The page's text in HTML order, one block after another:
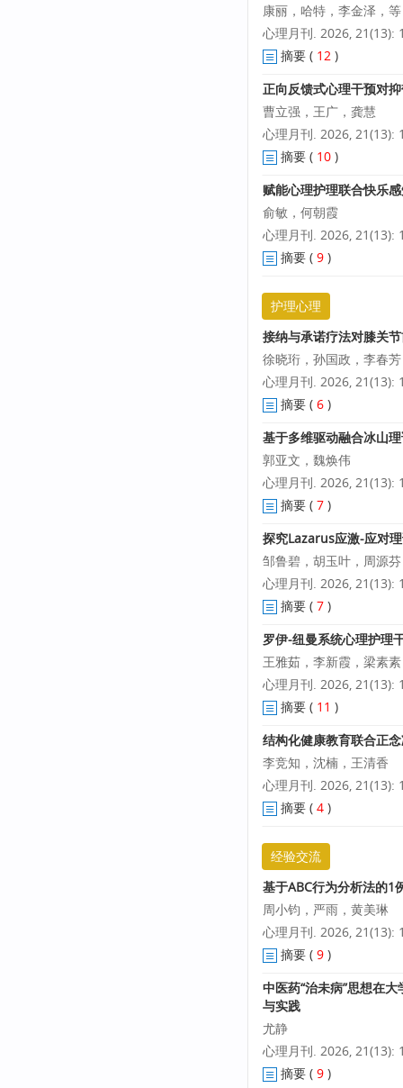
康丽，哈特，李金泽，等
心理月刊. 2026, 21(13):
摘要 ( 12 )
正向反馈式心理干预对
曹立强，王广，龚慧
心理月刊. 2026, 21(13):
摘要 ( 10 )
赋能心理护理联合快乐
俞敏，何朝霞
心理月刊. 2026, 21(13):
摘要 ( 9 )
护理心理
接纳与承诺疗法对膝关
徐晓珩，孙国政，李春芳
心理月刊. 2026, 21(13):
摘要 ( 6 )
基于多维驱动融合冰山
郭亚文，魏焕伟
心理月刊. 2026, 21(13):
摘要 ( 7 )
探究Lazarus应激-应对
邹鲁碧，胡玉叶，周源芬
心理月刊. 2026, 21(13):
摘要 ( 7 )
罗伊-纽曼系统心理护理
王雅茹，李新霞，梁素素
心理月刊. 2026, 21(13):
摘要 ( 11 )
结构化健康教育联合正
李竞知，沈楠，王清香
心理月刊. 2026, 21(13):
摘要 ( 4 )
经验交流
基于ABC行为分析法的1
周小钧，严雨，黄美琳
心理月刊. 2026, 21(13):
摘要 ( 9 )
中医药“治未病”思想在
与实践
尤静
心理月刊. 2026, 21(13):
摘要 ( 9 )